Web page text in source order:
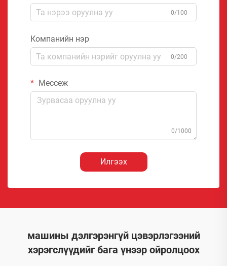
0/100
Компанийн нэр
0/200
Мессеж
0/1000
Илгээх
машины дэлгэрэнгүй цэвэрлэгээний
хэрэгслүүдийг бага үнээр ойролцоох